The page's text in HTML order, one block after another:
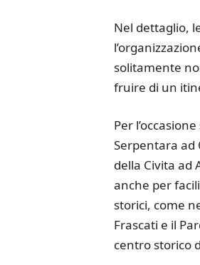
Nel dettaglio,
solitamente
fruire di un
Per
Serpentara ad
della Civita
anche per
storici, come
Frascati e il
centro storico